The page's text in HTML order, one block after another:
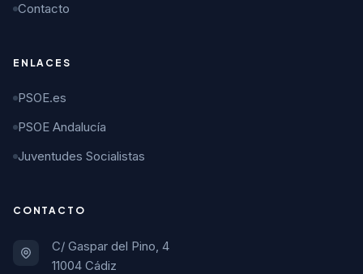
Contacto
ENLACES
PSOE.es
PSOE Andalucía
Juventudes Socialistas
CONTACTO
C/ Gaspar del Pino, 4
11004 Cádiz